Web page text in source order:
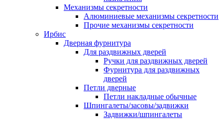
Механизмы секретности
Алюминиевые механизмы секретности
Прочие механизмы секретности
Ирбис
Дверная фурнитура
Для раздвижных дверей
Ручки для раздвижных дверей
Фурнитура для раздвижных
дверей
Петли дверные
Петли накладные обычные
Шпингалеты/засовы/задвижки
Задвижки/шпингалеты